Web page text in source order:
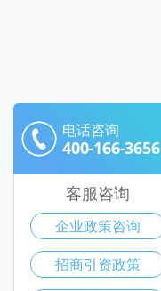
电话咨询
400-166-3656
客服咨询
企业政策咨询
招商引资政策